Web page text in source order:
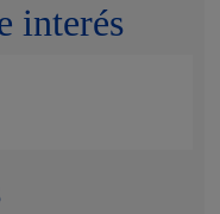
interés